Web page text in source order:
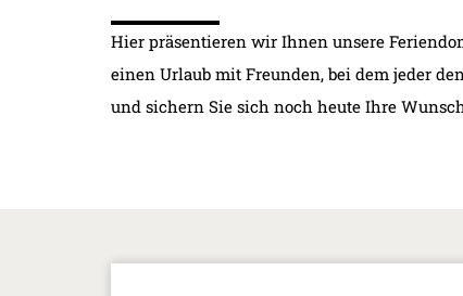
Hier präsentieren wir Ihnen unsere
einen Urlaub mit Freunden, bei dem jeder
und sichern Sie sich noch heute Ihre